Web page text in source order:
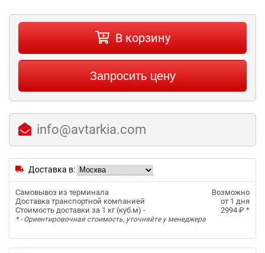
В корзину
Запросить цену
info@avtarkia.com
Доставка в:
Самовывоз из терминала
Возможно
Доставка транспортной компанией
от 1 дня
Стоимость доставки за 1 кг (куб.м) -
2994 ₽ *
* - Ориентировочная стоимость, уточняйте у менеджера